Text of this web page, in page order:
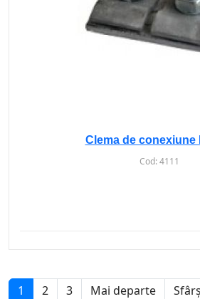
Clema de conexiune
Cod:4111
1 2 3 Mai departe